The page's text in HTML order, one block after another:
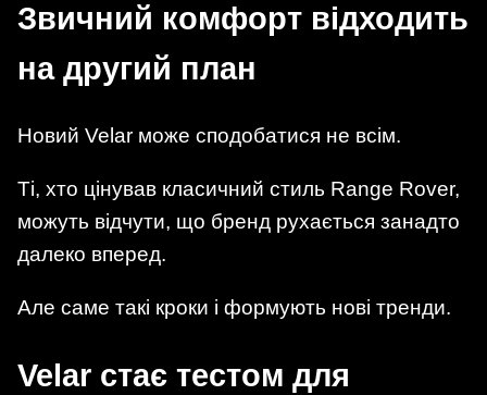
Звичний комфорт відходить
на другий план
Новий Velar може сподобатися не всім.
Ті, хто цінував класичний стиль Range Rover,
можуть відчути, що бренд рухається занадто
далеко вперед.
Але саме такі кроки і формують нові тренди.
Velar стає тестом для